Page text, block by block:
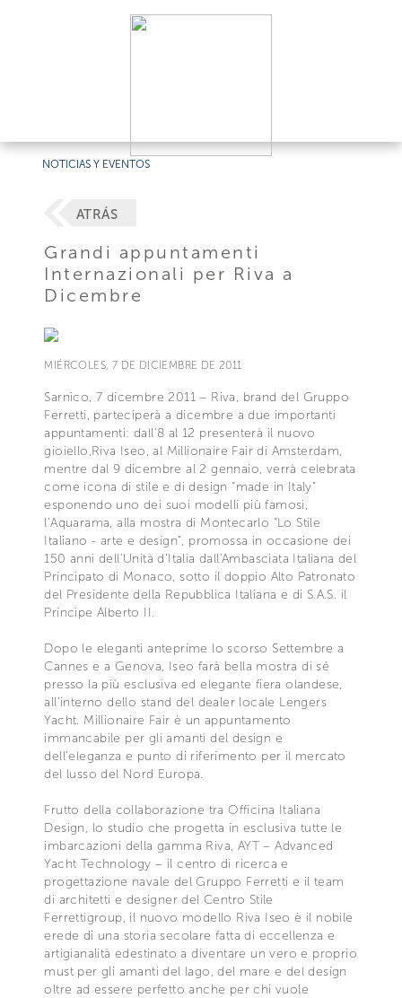
NOTICIAS Y EVENTOS
ATRÁS
Grandi appuntamenti
Internazionali per Riva a
Dicembre
MIÉRCOLES, 7 DE DICIEMBRE DE 2011
Sarnico, 7 dicembre 2011 – Riva, brand del Gruppo
Ferretti, parteciperà a dicembre a due importanti
appuntamenti: dall’8 al 12 presenterà il nuovo
gioiello,Riva Iseo, al Millionaire Fair di Amsterdam,
mentre dal 9 dicembre al 2 gennaio, verrà celebrata
come icona di stile e di design “made in Italy”
esponendo uno dei suoi modelli più famosi,
l’Aquarama, alla mostra di Montecarlo “Lo Stile
Italiano - arte e design”, promossa in occasione dei
150 anni dell’Unità d’Italia dall'Ambasciata Italiana del
Principato di Monaco, sotto il doppio Alto Patronato
del Presidente della Repubblica Italiana e di S.A.S. il
Principe Alberto II.
Dopo le eleganti anteprime lo scorso Settembre a
Cannes e a Genova, Iseo farà bella mostra di sé
presso la più esclusiva ed elegante fiera olandese,
all’interno dello stand del dealer locale Lengers
Yacht. Millionaire Fair è un appuntamento
immancabile per gli amanti del design e
dell’eleganza e punto di riferimento per il mercato
del lusso del Nord Europa.
Frutto della collaborazione tra Officina Italiana
Design, lo studio che progetta in esclusiva tutte le
imbarcazioni della gamma Riva, AYT – Advanced
Yacht Technology – il centro di ricerca e
progettazione navale del Gruppo Ferretti e il team
di architetti e designer del Centro Stile
Ferrettigroup, il nuovo modello Riva Iseo è il nobile
erede di una storia secolare fatta di eccellenza e
artigianalità edestinato a diventare un vero e proprio
must per gli amanti del lago, del mare e del design
oltre ad essere perfetto anche per chi vuole